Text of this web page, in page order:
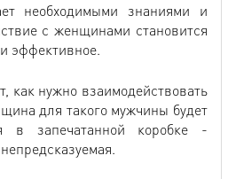
необходимыми знаниями и
с женщинами становится
эффективное.
как нужно взаимодействовать
для такого мужчины будет
в запечатанной коробке -